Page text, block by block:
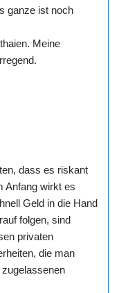
ganze ist noch
Meine
dass es riskant
Anfang wirkt es
Geld in die Hand
folgen, sind
privaten
die man